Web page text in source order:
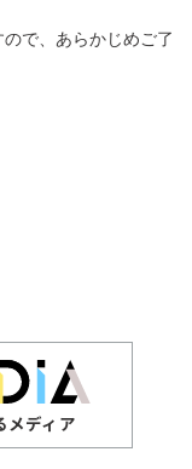
で、あらかじめご了
メディア